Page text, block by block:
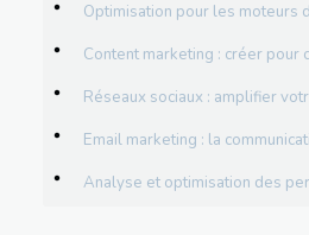
Optimisation pour les moteurs
Content marketing : créer pour
Réseaux sociaux : amplifier
Email marketing : la
Analyse et optimisation des